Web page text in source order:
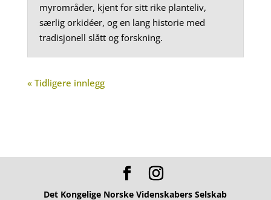
myrområder, kjent for sitt rike planteliv,
særlig orkidéer, og en lang historie med
tradisjonell slått og forskning.
« Tidligere innlegg
Det Kongelige Norske Videnskabers Selskab